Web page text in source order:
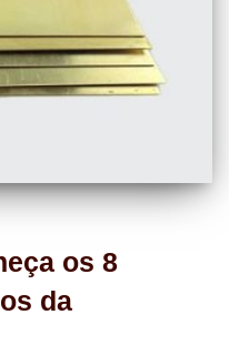
os 8
da